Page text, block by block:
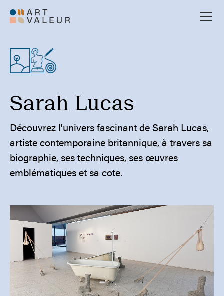
Sarah Lucas
Découvrez l'univers fascinant de Sarah Lucas,
artiste contemporaine britannique, à travers sa
biographie, ses techniques, ses œuvres
emblématiques et sa cote.